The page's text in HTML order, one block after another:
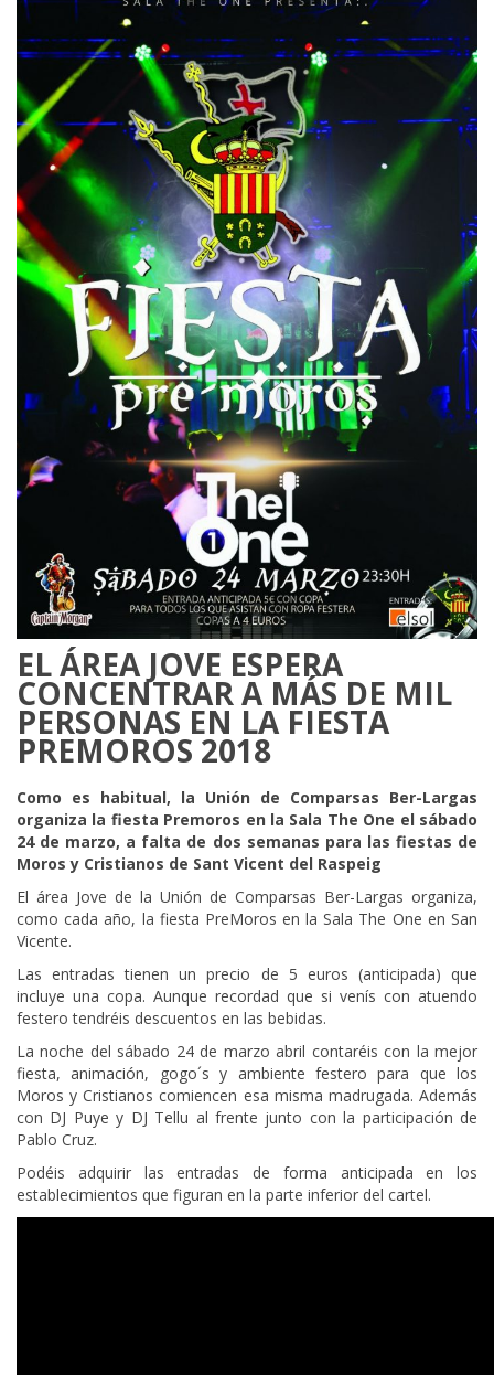
EL ÁREA JOVE ESPERA
CONCENTRAR A MÁS DE MIL
PERSONAS EN LA FIESTA
PREMOROS 2018
Como es habitual, la Unión de Comparsas Ber-Largas
organiza la fiesta Premoros en la Sala The One el sábado
24 de marzo, a falta de dos semanas para las fiestas de
Moros y Cristianos de Sant Vicent del Raspeig
El área Jove de la Unión de Comparsas Ber-Largas organiza,
como cada año, la fiesta PreMoros en la Sala The One en San
Vicente.
Las entradas tienen un precio de 5 euros (anticipada) que
incluye una copa. Aunque recordad que si venís con atuendo
festero tendréis descuentos en las bebidas.
La noche del sábado 24 de marzo abril contaréis con la mejor
fiesta, animación, gogo´s y ambiente festero para que los
Moros y Cristianos comiencen esa misma madrugada. Además
con DJ Puye y DJ Tellu al frente junto con la participación de
Pablo Cruz.
Podéis adquirir las entradas de forma anticipada en los
establecimientos que figuran en la parte inferior del cartel.